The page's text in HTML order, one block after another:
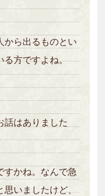
ら出るものとい
る方ですよね。
はありました
すかね。なんで急
思いましたけど、